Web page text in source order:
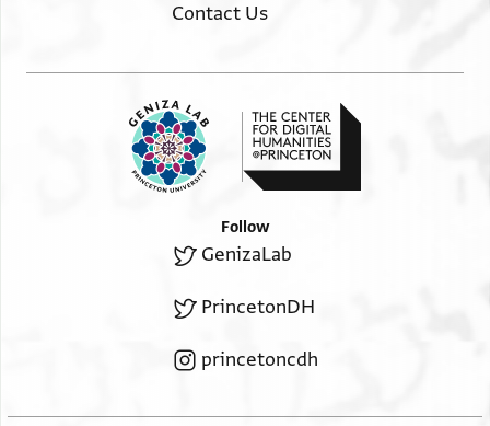
Contact Us
Follow
GenizaLab
PrincetonDH
princetoncdh